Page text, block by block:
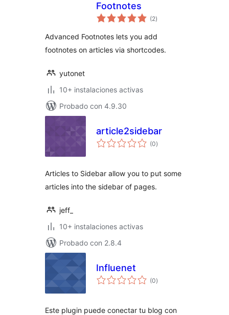
Footnotes
(2valoraciones
en
)
Advanced Footnotes lets you add
footnotes on articles via shortcodes.
yutonet
10+ instalaciones activas
Probado con 4.9.30
article2sidebar
(0valoraciones
en
)
Articles to Sidebar allow you to put some
articles into the sidebar of pages.
jeff_
10+ instalaciones activas
Probado con 2.8.4
Influenet
(0valoraciones
en
)
Este plugin puede conectar tu blog con